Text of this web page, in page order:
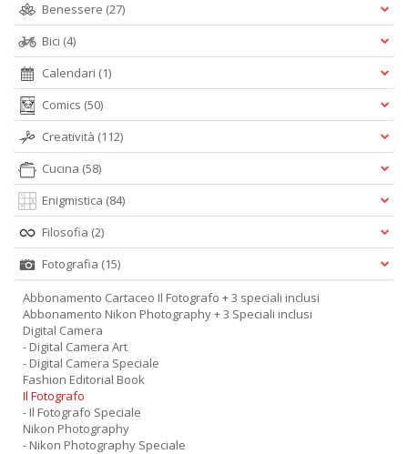
Benessere (27)
Bici (4)
Calendari (1)
Comics (50)
Creatività (112)
Cucina (58)
Enigmistica (84)
Filosofia (2)
Fotografia (15)
Abbonamento Cartaceo Il Fotografo + 3 speciali inclusi
Abbonamento Nikon Photography + 3 Speciali inclusi
Digital Camera
- Digital Camera Art
- Digital Camera Speciale
Fashion Editorial Book
Il Fotografo
- Il Fotografo Speciale
Nikon Photography
- Nikon Photography Speciale